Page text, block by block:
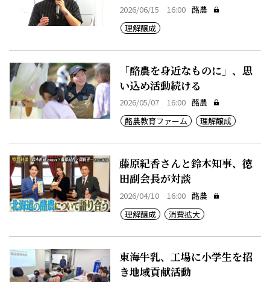
2026/06/15 16:00 酪農
理解醸成
「酪農を身近なものに」、思
い込め活動続ける
2026/05/07 16:00 酪農
酪農教育ファーム
理解醸成
藤原紀香さんと鈴木知事、徳
田副会長が対談
2026/04/10 16:00 酪農
理解醸成
消費拡大
東海牛乳、工場に小学生を招
き地域貢献活動